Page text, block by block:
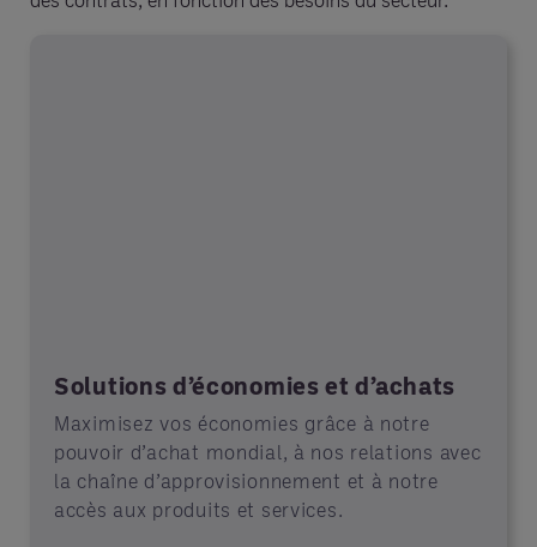
Solutions d’économies et d’achats
Maximisez vos économies grâce à notre
pouvoir d’achat mondial, à nos relations avec
la chaîne d’approvisionnement et à notre
accès aux produits et services.